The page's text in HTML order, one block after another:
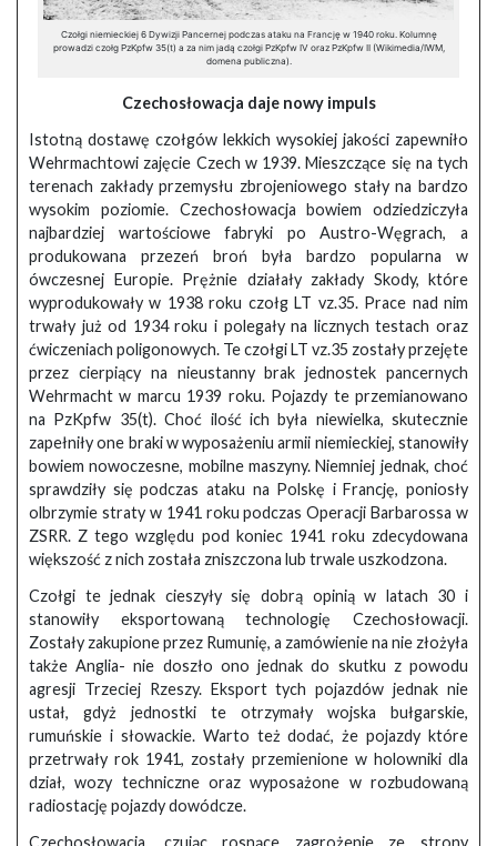
Czołgi niemieckiej 6 Dywizji Pancernej podczas ataku na Francję w 1940 roku. Kolumnę
prowadzi czołg PzKpfw 35(t) a za nim jadą czołgi PzKpfw IV oraz PzKpfw II (Wikimedia/IWM,
domena publiczna).
Czechosłowacja daje nowy impuls
Istotną dostawę czołgów lekkich wysokiej jakości zapewniło
Wehrmachtowi zajęcie Czech w 1939. Mieszczące się na tych
terenach zakłady przemysłu zbrojeniowego stały na bardzo
wysokim poziomie. Czechosłowacja bowiem odziedziczyła
najbardziej wartościowe fabryki po Austro-Węgrach, a
produkowana przezeń broń była bardzo popularna w
ówczesnej Europie. Prężnie działały zakłady Skody, które
wyprodukowały w 1938 roku czołg LT vz.35. Prace nad nim
trwały już od 1934 roku i polegały na licznych testach oraz
ćwiczeniach poligonowych. Te czołgi LT vz.35 zostały przejęte
przez cierpiący na nieustanny brak jednostek pancernych
Wehrmacht w marcu 1939 roku. Pojazdy te przemianowano
na PzKpfw 35(t). Choć ilość ich była niewielka, skutecznie
zapełniły one braki w wyposażeniu armii niemieckiej, stanowiły
bowiem nowoczesne, mobilne maszyny. Niemniej jednak, choć
sprawdziły się podczas ataku na Polskę i Francję, poniosły
olbrzymie straty w 1941 roku podczas Operacji Barbarossa w
ZSRR. Z tego względu pod koniec 1941 roku zdecydowana
większość z nich została zniszczona lub trwale uszkodzona.
Czołgi te jednak cieszyły się dobrą opinią w latach 30 i
stanowiły eksportowaną technologię Czechosłowacji.
Zostały zakupione przez Rumunię, a zamówienie na nie złożyła
także Anglia- nie doszło ono jednak do skutku z powodu
agresji Trzeciej Rzeszy. Eksport tych pojazdów jednak nie
ustał, gdyż jednostki te otrzymały wojska bułgarskie,
rumuńskie i słowackie. Warto też dodać, że pojazdy które
przetrwały rok 1941, zostały przemienione w holowniki dla
dział, wozy techniczne oraz wyposażone w rozbudowaną
radiostację pojazdy dowódcze.
Czechosłowacja, czując rosnące zagrożenie ze strony